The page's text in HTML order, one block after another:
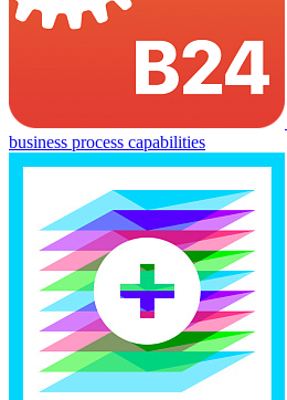
business process capabilities